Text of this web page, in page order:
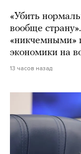
«Убить
вообще
«никчемными»
экономики на
13 часов назад